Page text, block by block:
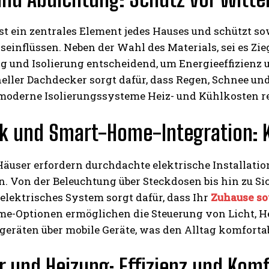
ein zentrales Element jedes Hauses und schützt
Neben der Wahl des Materials, sei es
und Isolierung entscheidend, um
Dachdecker sorgt dafür, dass Regen, Schnee
Isolierungssysteme Heiz- und Kühlkosten
und Smart-Home-Integration:
erfordern durchdachte elektrische
Von der Beleuchtung über Steckdosen bis hin zu
System sorgt dafür, dass Ihr Zuhause
Optionen ermöglichen die Steuerung von Licht,
über mobile Geräte, was den Alltag